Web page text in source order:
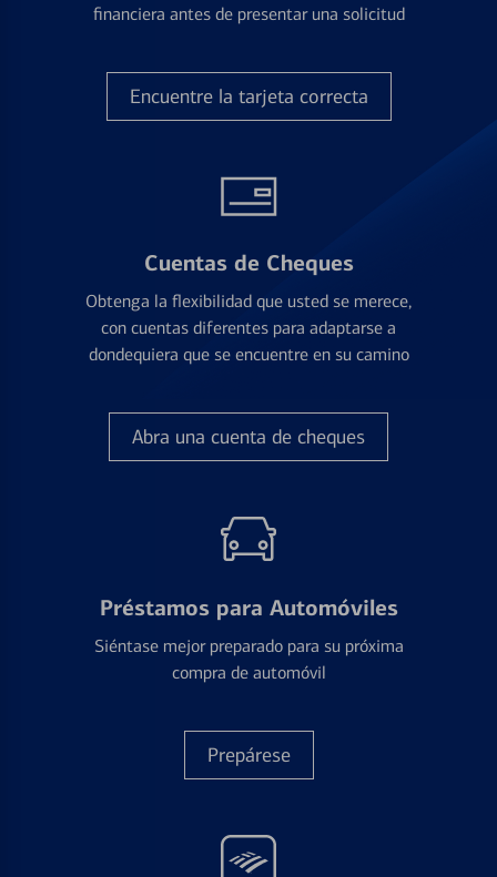
financiera antes de presentar una solicitud
Encuentre la tarjeta correcta
Cuentas de Cheques
Obtenga la flexibilidad que usted se merece,
con cuentas diferentes para adaptarse a
dondequiera que se encuentre en su camino
Abra una cuenta de cheques
Préstamos para Automóviles
Siéntase mejor preparado para su próxima
compra de automóvil
Prepárese